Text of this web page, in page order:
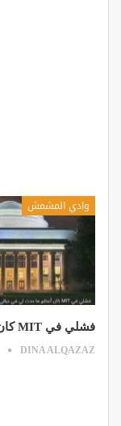
وادي المشمش
فشلي في MIT كان أعظم ما حدث لي في حياتي !
DINA ALQAZAZ